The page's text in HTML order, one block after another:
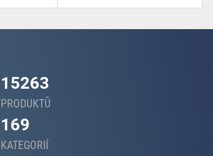
15263
PRODUKTŮ
169
KATEGORIÍ